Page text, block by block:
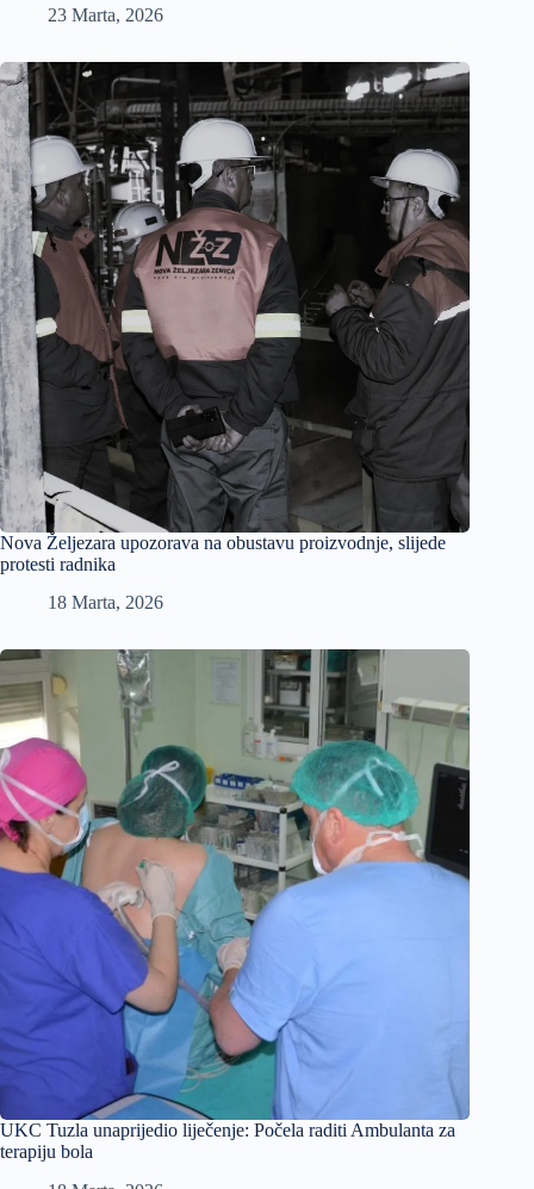
23 Marta, 2026
Nova Željezara upozorava na obustavu proizvodnje, slijede
protesti radnika
18 Marta, 2026
UKC Tuzla unaprijedio liječenje: Počela raditi Ambulanta za
terapiju bola